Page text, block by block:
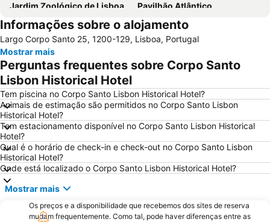
Jardim Zoológico de Lisboa
Pavilhão Atlântico
Passeio Marítimo de Algés
Benfica
Baixa de Lisboa
Parque Eduardo VII
Praça de Touros de Campo Pequeno
Praia das Azenhas do Mar
Estação de Caminhos de Ferro de Sete Rios
Avenida da Liberdade
da Figueirinha
Marquês de Pombal
Estádio do Restelo
Praia das Maçãs
Fonte da Telha
Praia Tróia Mar
Praia da Ericeira
Parque Natural da Arrabida
Campo Grande
Lagoa de Albufeira
Oceanário de Lisboa
Praia da Caparica
Informações sobre o alojamento
Largo Corpo Santo 25, 1200-129, Lisboa, Portugal
Mostrar mais
Perguntas frequentes sobre Corpo Santo
Lisbon Historical Hotel
Tem piscina no Corpo Santo Lisbon Historical Hotel?
Animais de estimação são permitidos no Corpo Santo Lisbon
Historical Hotel?
Tem estacionamento disponível no Corpo Santo Lisbon Historical
Hotel?
Qual é o horário de check-in e check-out no Corpo Santo Lisbon
Historical Hotel?
Onde está localizado o Corpo Santo Lisbon Historical Hotel?
Mostrar mais
Os preços e a disponibilidade que recebemos dos sites de reserva
mudam frequentemente. Como tal, pode haver diferenças entre as